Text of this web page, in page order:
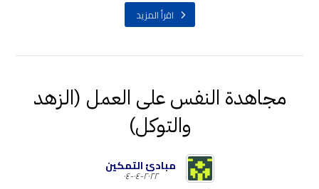
اقرأ المزيد
مجاهدة النفس على العمل (الزهد
والتوكل)
مبادئ التمكين
٢٠٢٢-٠٤-٠٤